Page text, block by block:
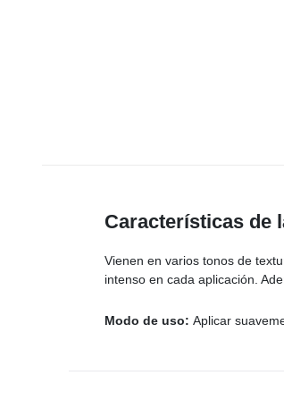
Características de
Vienen en varios tonos de
intenso en cada aplicación.
Modo de uso: Aplicar